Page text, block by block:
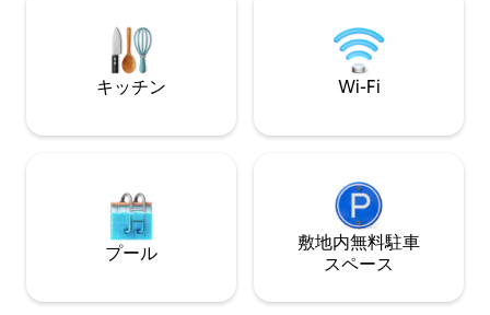
キッチン Wi-Fi
プール
敷地内無料駐⁠車
ス⁠ペ⁠ー⁠ス